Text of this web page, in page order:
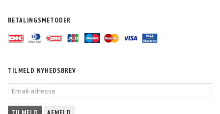
BETALINGSMETODER
TILMELD NYHEDSBREV
EMAIL-
ADRESSE